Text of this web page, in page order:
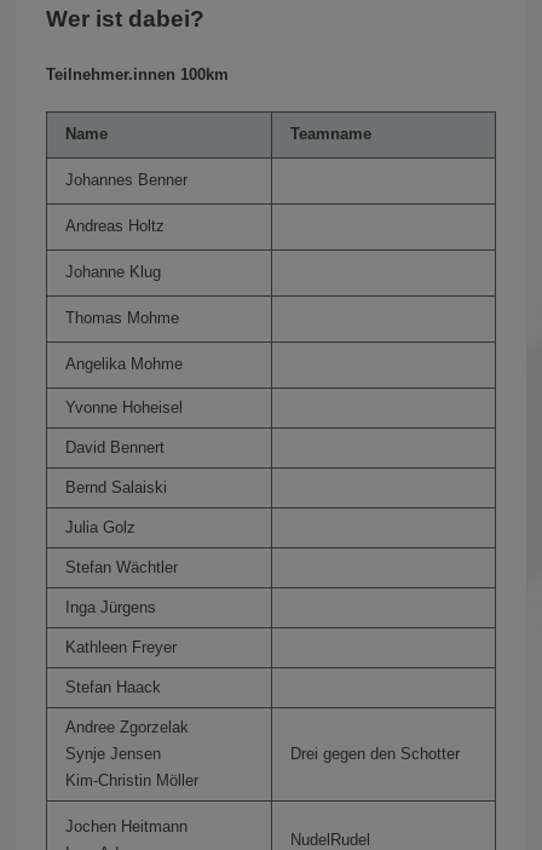
Wer ist dabei?
Teilnehmer.innen 100km
Name Teamname
Johannes Benner
Andreas Holtz
Johanne Klug
Thomas Mohme
Angelika Mohme
Yvonne Hoheisel
David Bennert
Bernd Salaiski
Julia Golz
Stefan Wächtler
Inga Jürgens
Kathleen Freyer
Stefan Haack
Andree Zgorzelak
Synje Jensen
Kim-Christin Möller
Drei gegen den Schotter
Jochen Heitmann
NudelRudel